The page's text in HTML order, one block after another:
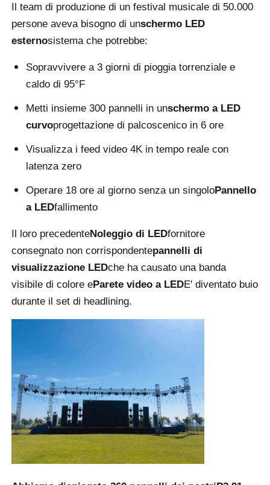
Display a parete video a LED
Schermo di concerto LED
Noleggio di schermi a LED
Muro video a LED COB
Display LED trasparente
Displayboard LED esterno
Cartellone led da esterno
Il team di produzione di un festival musicale di 50.000
persone aveva bisogno di unschermo LED
esternosistema che potrebbe:
Sopravvivere a 3 giorni di pioggia torrenziale e
caldo di 95°F
Metti insieme 300 pannelli in unschermo a LED
curvoprogettazione di palcoscenico in 6 ore
Visualizza i feed video 4K in tempo reale con
latenza zero
Operare 18 ore al giorno senza un singoloPannello
a LEDfallimento
Il loro precedenteNoleggio di LEDfornitore
consegnato non corrispondentepannelli di
visualizzazione LEDche ha causato una banda
visibile di colore eParete video a LEDE' diventato buio
durante il set di headlining.